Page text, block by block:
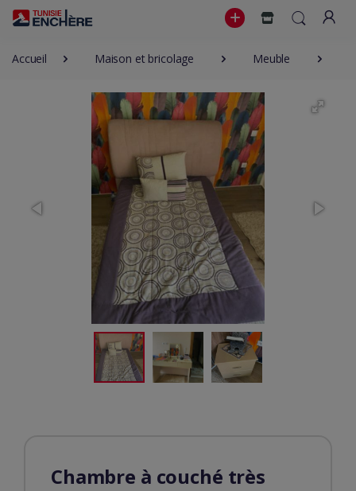
Accueil Maison et bricolage Meuble
Chambre à couché très